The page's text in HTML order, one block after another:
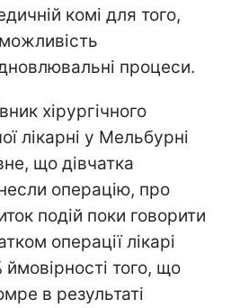
комі для того,
процеси.
хірургічного
лікарні у Мельбурні
що дівчатка
операцію, про
подій поки говорити
операції лікарі
того, що
в результаті